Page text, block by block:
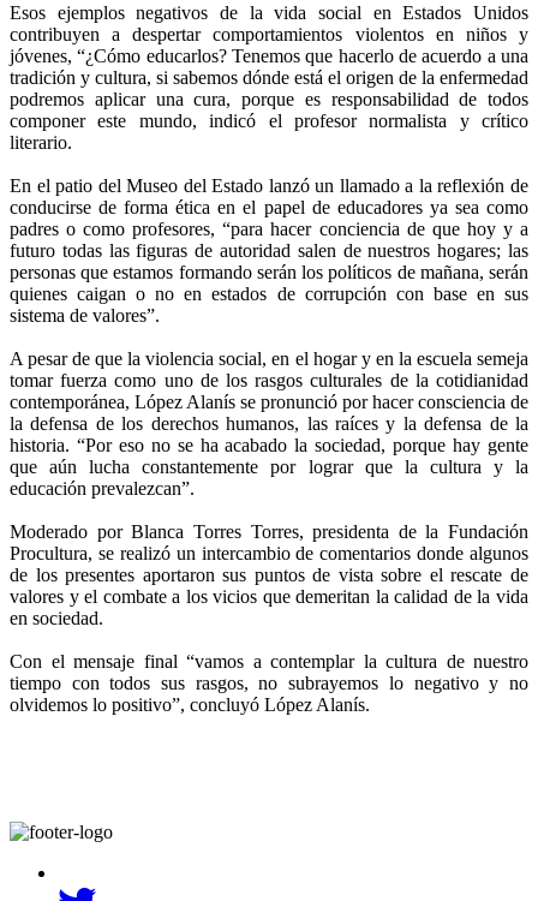
Esos ejemplos negativos de la vida social en Estados Unidos
contribuyen a despertar comportamientos violentos en niños y
jóvenes, “¿Cómo educarlos? Tenemos que hacerlo de acuerdo a una
tradición y cultura, si sabemos dónde está el origen de la enfermedad
podremos aplicar una cura, porque es responsabilidad de todos
componer este mundo, indicó el profesor normalista y crítico
literario.
En el patio del Museo del Estado lanzó un llamado a la reflexión de
conducirse de forma ética en el papel de educadores ya sea como
padres o como profesores, “para hacer conciencia de que hoy y a
futuro todas las figuras de autoridad salen de nuestros hogares; las
personas que estamos formando serán los políticos de mañana, serán
quienes caigan o no en estados de corrupción con base en sus
sistema de valores”.
A pesar de que la violencia social, en el hogar y en la escuela semeja
tomar fuerza como uno de los rasgos culturales de la cotidianidad
contemporánea, López Alanís se pronunció por hacer consciencia de
la defensa de los derechos humanos, las raíces y la defensa de la
historia. “Por eso no se ha acabado la sociedad, porque hay gente
que aún lucha constantemente por lograr que la cultura y la
educación prevalezcan”.
Moderado por Blanca Torres Torres, presidenta de la Fundación
Procultura, se realizó un intercambio de comentarios donde algunos
de los presentes aportaron sus puntos de vista sobre el rescate de
valores y el combate a los vicios que demeritan la calidad de la vida
en sociedad.
Con el mensaje final “vamos a contemplar la cultura de nuestro
tiempo con todos sus rasgos, no subrayemos lo negativo y no
olvidemos lo positivo”, concluyó López Alanís.